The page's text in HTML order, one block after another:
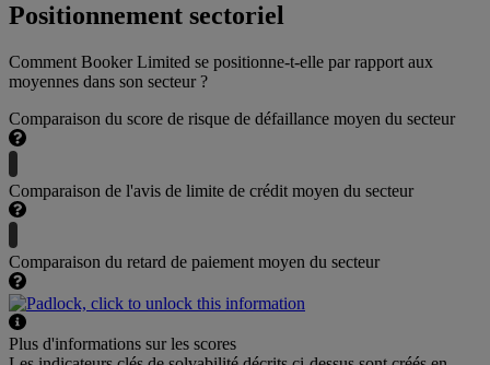
Positionnement sectoriel
Comment Booker Limited se positionne-t-elle par rapport aux
moyennes dans son secteur ?
Comparaison du score de risque de défaillance moyen du secteur
Comparaison de l'avis de limite de crédit moyen du secteur
Comparaison du retard de paiement moyen du secteur
Plus d'informations sur les scores